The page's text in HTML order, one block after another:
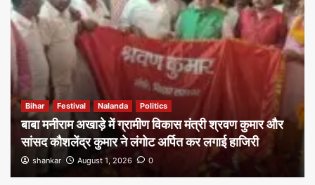
Bihar Festival Nalanda Politics
बाबा मनीराम अखाड़े में ग्रामीण विकास मंत्री श्रवण कुमार और
सांसद कौशलेंद्र कुमार ने लंगोट अर्पित कर लगाई हाजिरी
shankar August 1, 2026 0